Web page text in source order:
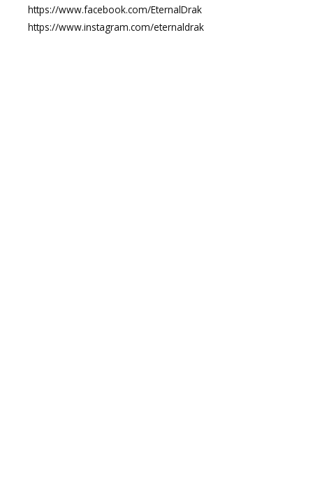
https://www.facebook.com/EternalDrak
https://www.instagram.com/eternaldrak